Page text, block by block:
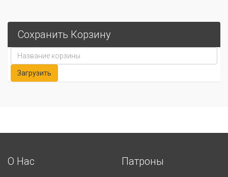
Сохранить Корзину
О Нас Патроны